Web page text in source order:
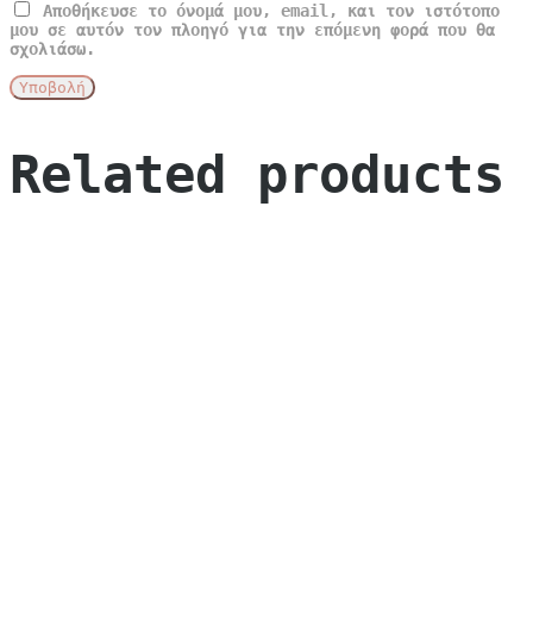
Αποθήκευσε το όνομά μου, email, και τον ιστότοπο
μου σε αυτόν τον πλοηγό για την επόμενη φορά που θα
σχολιάσω.
Related products